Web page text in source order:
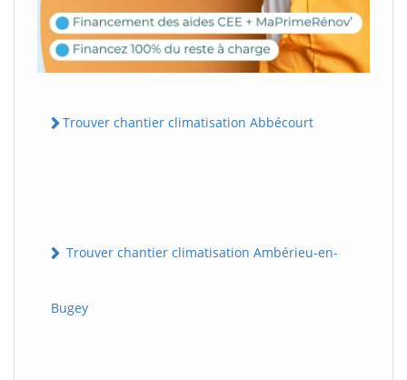
Trouver chantier climatisation Abbécourt
Trouver chantier climatisation Ambérieu-en-
Bugey